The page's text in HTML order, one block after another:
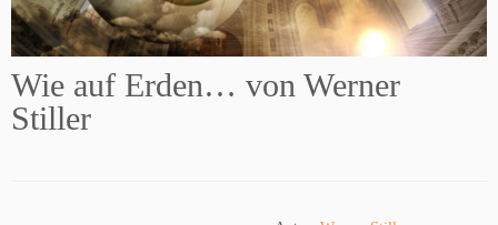
Wie auf Erden… von Werner
Stiller